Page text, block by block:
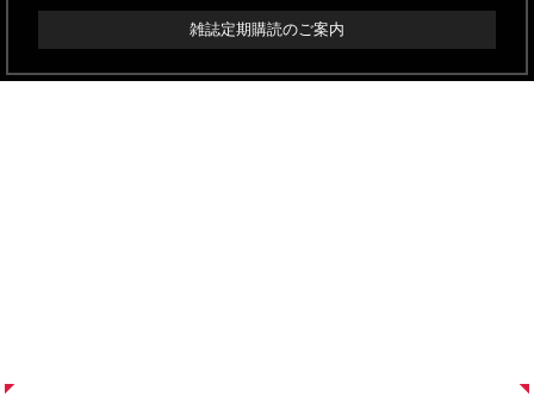
雑誌定期購読のご案内